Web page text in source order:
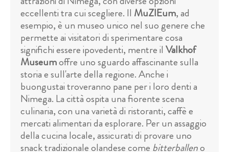
eccellenti tra cui scegliere. Il MuZIEum, ad
esempio, è un museo unico nel suo genere che
permette ai visitatori di sperimentare cosa
significhi essere ipovedenti, mentre il Valkhof
Museumoffre uno sguardo affascinante sulla
storia e sull'arte della regione. Anche i
buongustai troveranno pane per i loro denti a
Nimega. La città ospita una fiorente scena
culinaria, con una varietà di ristoranti, caffè e
mercati alimentari da esplorare. Per un assaggio
della cucina locale, assicurati di provare uno
snack tradizionale olandese come bitterballeno